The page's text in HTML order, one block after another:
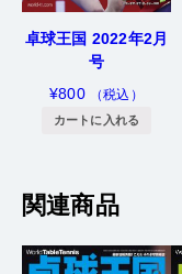
卓球王国 2022年2月
号
¥800 （税込）
カートに入れる
関連商品